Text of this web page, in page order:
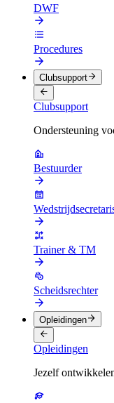
DWF
Procedures
Clubsupport
Clubsupport
Ondersteuning
Bestuurder
Trainer & TM
Scheidsrechter
Opleidingen
Opleidingen
Jezelf